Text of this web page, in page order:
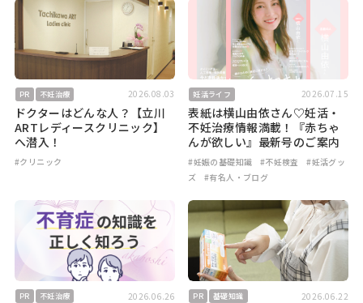
PR 不妊治療 2026.08.03
ドクターはどんな人？【立川
ARTレディースクリニック】
へ潜入！
#クリニック
妊活ライフ 2026.07.15
表紙は横山由依さん♡妊活・
不妊治療情報満載！『赤ちゃ
んが欲しい』最新号のご案内
#妊娠の基礎知識 #不妊検査
#妊活グッ
ズ
#有名人・ブログ
PR 不妊治療 2026.06.26 PR 基礎知識 2026.06.22